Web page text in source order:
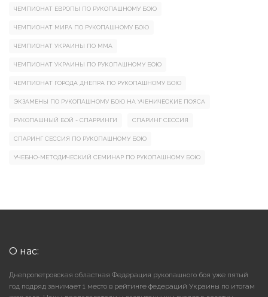
ЧЕМПИОНАТ ЕВРОПЫ ПО РУКОПАШНОМУ БОЮ
ЧЕМПИОНАТ МИРА ПО РУКОПАШНОМУ БОЮ
ЧЕМПИОНАТ УКРАИНЫ ПО ММА
ЧЕМПИОНАТ УКРАИНЫ ПО РУКОПАШНОМУ БОЮ
ЧЕМПИОНАТ ГОРОДА ДНЕПРА ПО РУКОПАШНОМУ БОЮ
ЭКЗАМЕНЫ ПО РУКОПАШНОМУ БОЮ НА УЧЕНИЧЕСКИЕ ПОЯСА
РУКОПАШНЫЙ БОЙ - СПАРРИНГИ СПАРИНГ СЕССИЯ
СПАРИНГ СЕССИЯ ПО РУКОПАШНОМУ БОЮ
УЧЕБНО-МЕТОДИЧЕСКИЙ СЕМИНАР ПО РУКОПАШНОМУ БОЮ
О нас:
Днепропетровская областная Федерация рукопашного боя уже пятый
год подряд занимает 1 место в рейтинге федераций Украины по итогам